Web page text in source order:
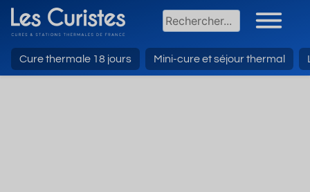
Cure thermale 18 jours Mini-cure et séjour thermal